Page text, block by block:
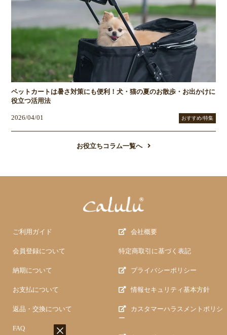
ペットカートは暑さ対策にも便利！犬・猫の夏のお散歩・お出かけに
役立つ活用法
2026/04/01 おすすめ/特集
お役立ちコラム一覧へ
ご利用ガイド
会員登録について
納期について
お支払について
返品・交換について
FAQ
会社概要
特定商取引に基づく表記
プライバシーポリシー
情報セキュリティ基本方針
カスタマーハラスメントポリシ
ー